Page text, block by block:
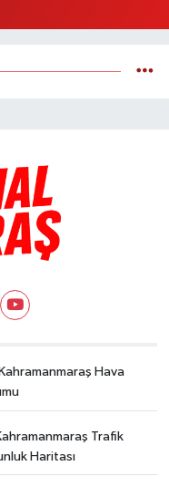
Kahramanmaraş Hava
Trafik
Haritası